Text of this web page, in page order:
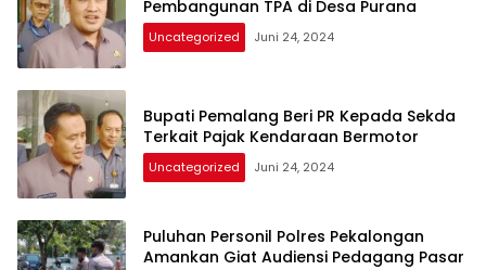
Pembangunan TPA di Desa Purana
Uncategorized Juni 24, 2024
Bupati Pemalang Beri PR Kepada Sekda
Terkait Pajak Kendaraan Bermotor
Uncategorized Juni 24, 2024
Puluhan Personil Polres Pekalongan
Amankan Giat Audiensi Pedagang Pasar